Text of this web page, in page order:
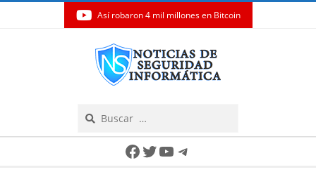
Así robaron 4 mil millones en Bitcoin
Facebook
Twitter
YouTube
Telegram